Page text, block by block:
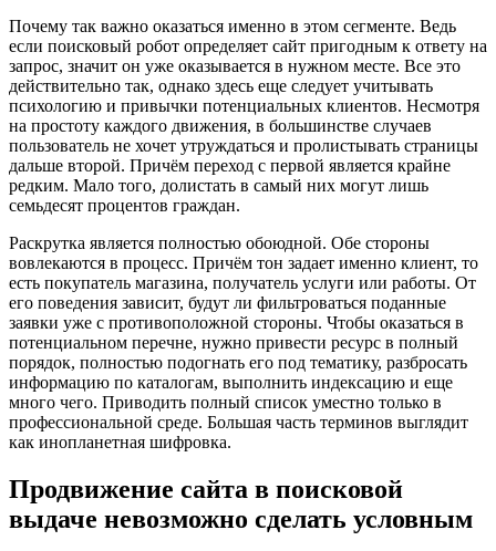
Почему так важно оказаться именно в этом сегменте. Ведь
если поисковый робот определяет сайт пригодным к ответу на
запрос, значит он уже оказывается в нужном месте. Все это
действительно так, однако здесь еще следует учитывать
психологию и привычки потенциальных клиентов. Несмотря
на простоту каждого движения, в большинстве случаев
пользователь не хочет утруждаться и пролистывать страницы
дальше второй. Причём переход с первой является крайне
редким. Мало того, долистать в самый них могут лишь
семьдесят процентов граждан.
Раскрутка является полностью обоюдной. Обе стороны
вовлекаются в процесс. Причём тон задает именно клиент, то
есть покупатель магазина, получатель услуги или работы. От
его поведения зависит, будут ли фильтроваться поданные
заявки уже с противоположной стороны. Чтобы оказаться в
потенциальном перечне, нужно привести ресурс в полный
порядок, полностью подогнать его под тематику, разбросать
информацию по каталогам, выполнить индексацию и еще
много чего. Приводить полный список уместно только в
профессиональной среде. Большая часть терминов выглядит
как инопланетная шифровка.
Продвижение сайта в поисковой
выдаче невозможно сделать условным